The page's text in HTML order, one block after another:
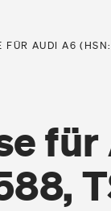
FÜR AUDI A6